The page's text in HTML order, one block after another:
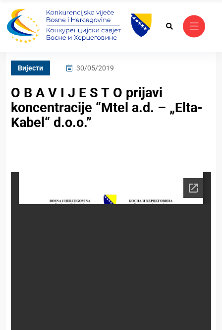
Вијести 30/05/2019
O B A V I J E S T O prijavi
koncentracije “Mtel a.d. – „Elta-
Kabel“ d.o.o.”